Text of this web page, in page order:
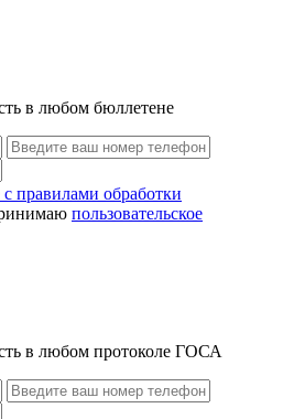
в любом бюллетене
с правилами обработки
пользовательское
в любом протоколе ГОСА